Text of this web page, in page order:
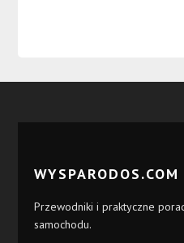
WYSPARODOS.COM
Przewodniki i praktyczne
samochodu.